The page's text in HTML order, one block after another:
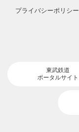
プライバシーポリシー
東武鉄道
ポータルサイト